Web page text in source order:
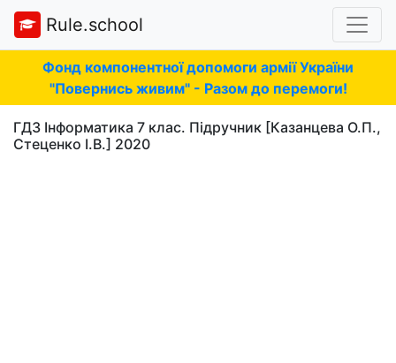
Rule.school
Фонд компонентної допомоги армії України
"Повернись живим" - Разом до перемоги!
ГДЗ Інформатика 7 клас. Підручник [Казанцева О.П.,
Стеценко І.В.] 2020